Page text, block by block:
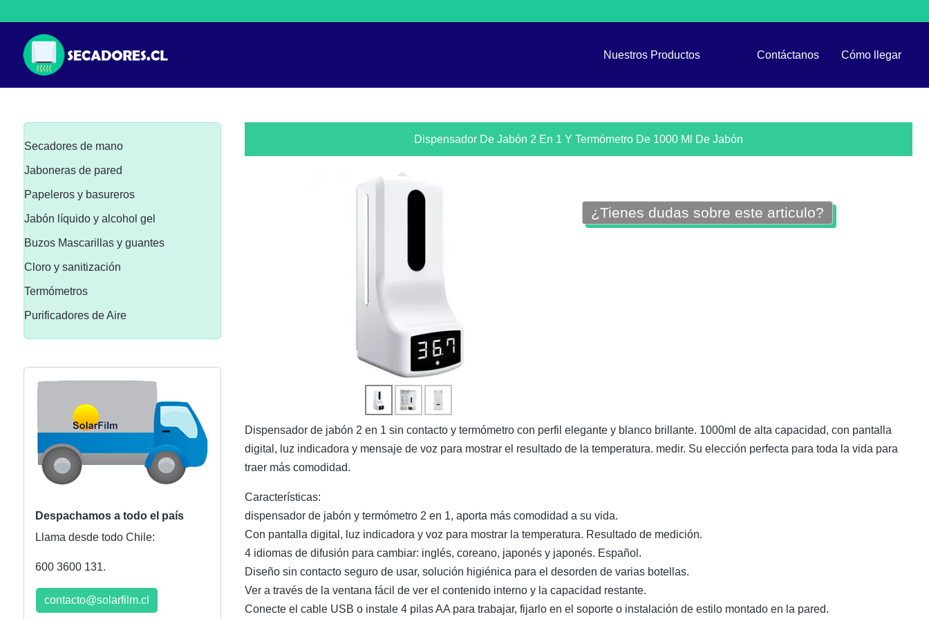
Nuestros Productos Contáctanos Cómo llegar
Secadores de mano
Jaboneras de pared
Papeleros y basureros
Jabón líquido y alcohol gel
Buzos Mascarillas y guantes
Cloro y sanitización
Termómetros
Purificadores de Aire
Despachamos a todo el país
Llama desde todo Chile:
600 3600 131.
contacto@solarfilm.cl
Dispensador De Jabón 2 En 1 Y Termómetro De 1000 Ml De Jabón
¿Tienes dudas sobre este articulo?
Dispensador de jabón 2 en 1 sin contacto y termómetro con perfil elegante y blanco brillante. 1000ml de alta capacidad, con pantalla
digital, luz indicadora y mensaje de voz para mostrar el resultado de la temperatura. medir. Su elección perfecta para toda la vida para
traer más comodidad.
Características:
dispensador de jabón y termómetro 2 en 1, aporta más comodidad a su vida.
Con pantalla digital, luz indicadora y voz para mostrar la temperatura. Resultado de medición.
4 idiomas de difusión para cambiar: inglés, coreano, japonés y japonés. Español.
Diseño sin contacto seguro de usar, solución higiénica para el desorden de varias botellas.
Ver a través de la ventana fácil de ver el contenido interno y la capacidad restante.
Conecte el cable USB o instale 4 pilas AA para trabajar, fijarlo en el soporte o instalación de estilo montado en la pared.